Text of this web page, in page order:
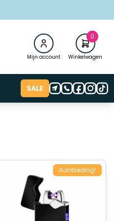
Mijn account
0
Winkelwagen
SALE
Aanbieding!